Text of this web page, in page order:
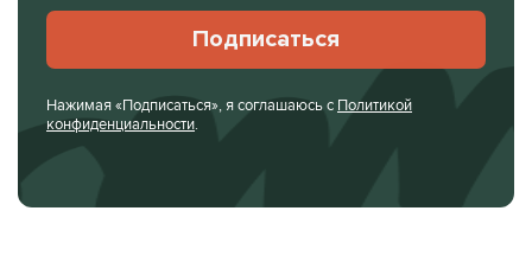
Подписаться
Нажимая «Подписаться», я соглашаюсь с Политикой
конфиденциальности.